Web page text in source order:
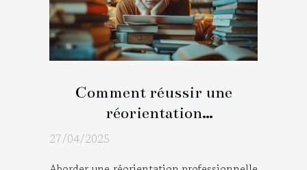
Comment réussir une
réorientation
professionnelle à tout âge
27/04/2025